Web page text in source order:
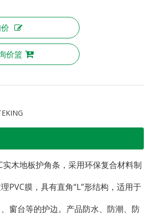
价篮
木地板护角条，采用环保复合材料制
PVC膜，具有直角“L”形结构，适用于
窗台等的护边。产品防水、防潮、防